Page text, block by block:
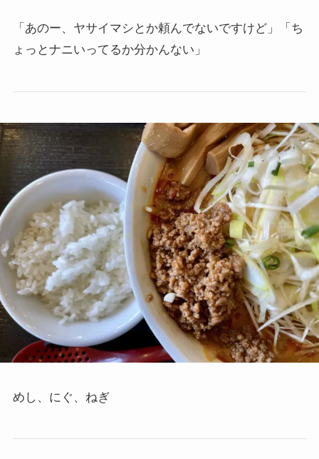
「あのー、ヤサイマシとか頼んでないですけど」「ち
ょっとナニいってるか分かんない」
めし、にぐ、ねぎ